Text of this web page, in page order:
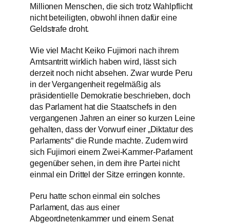
Millionen Menschen, die sich trotz Wahlpflicht
nicht beteiligten, obwohl ihnen dafür eine
Geldstrafe droht.
Wie viel Macht Keiko Fujimori nach ihrem
Amtsantritt wirklich haben wird, lässt sich
derzeit noch nicht absehen. Zwar wurde Peru
in der Vergangenheit regelmäßig als
präsidentielle Demokratie beschrieben, doch
das Parlament hat die Staatschefs in den
vergangenen Jahren an einer so kurzen Leine
gehalten, dass der Vorwurf einer „Diktatur des
Parlaments“ die Runde machte. Zudem wird
sich Fujimori einem Zwei-Kammer-Parlament
gegenüber sehen, in dem ihre Partei nicht
einmal ein Drittel der Sitze erringen konnte.
Peru hatte schon einmal ein solches
Parlament, das aus einer
Abgeordnetenkammer und einem Senat